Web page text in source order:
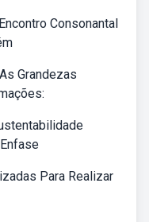
Consonantal
Grandezas
Para Realizar